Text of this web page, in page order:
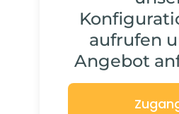
aufrufen
Angebot